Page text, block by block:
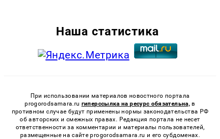
Наша статистика
При использовании материалов новостного портала
progorodsamara.ru гиперссылка на ресурс обязательна, в
противном случае будут применены нормы законодательства РФ
об авторских и смежных правах. Редакция портала не несет
ответственности за комментарии и материалы пользователей,
размещенные на сайте progorodsamara.ru и его субдоменах.